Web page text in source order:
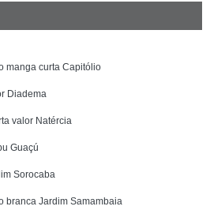
manga curta Capitólio
Diadema
valor Natércia
Guaçú
Sorocaba
branca Jardim Samambaia